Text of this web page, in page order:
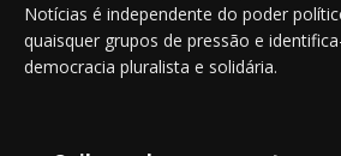
Notícias é independente do poder
quaisquer grupos de pressão e
democracia pluralista e solidária.